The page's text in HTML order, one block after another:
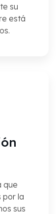
su
está
que
por la
sus